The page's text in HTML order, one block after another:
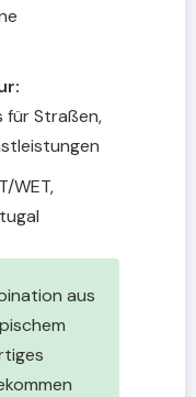
für Straßen,
WET,
aus